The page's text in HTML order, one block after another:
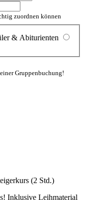
zuordnen können
& Abiturienten
Gruppenbuchung!
(2 Std.)
Inklusive Leihmaterial